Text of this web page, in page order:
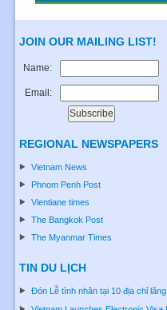
JOIN OUR MAILING LIST!
Name:
Email:
REGIONAL NEWSPAPERS
Vietnam News
Phnom Penh Post
Vientiane times
The Bangkok Post
The Myanmar Times
TIN DU LỊCH
Đón Lễ tình nhân tại 10 địa chỉ